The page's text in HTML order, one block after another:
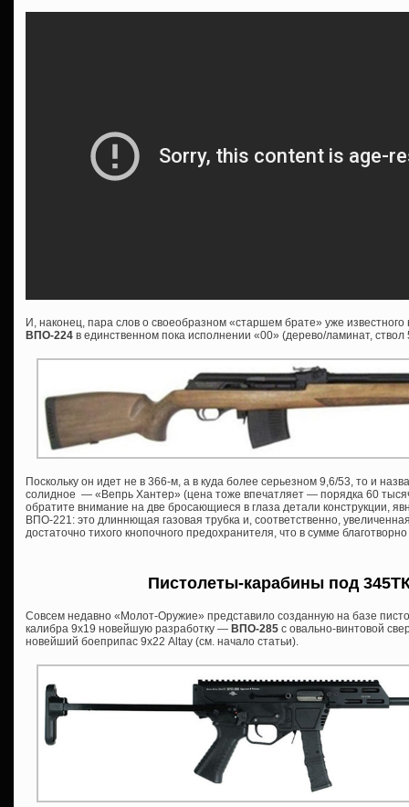
И, наконец, пара слов о своеобразном «старшем брате» уже
ВПО-224 в единственном пока исполнении «00» (дерево/ламинат,
Поскольку он идет не в 366-м, а в куда более серьезном 9,6/53, то и
солидное — «Вепрь Хантер» (цена тоже впечатляет — порядка 60
обратите внимание на две бросающиеся в глаза детали конструкции,
ВПО-221: это длиннющая газовая трубка и, соответственно,
достаточно тихого кнопочного предохранителя, что в сумме
Пистолеты-карабины под
Совсем недавно «Молот-Оружие» представило созданную на базе
калибра 9х19 новейшую разработку — ВПО-285 с овально-винтовой
новейший боеприпас 9х22 Altay (см. начало статьи).